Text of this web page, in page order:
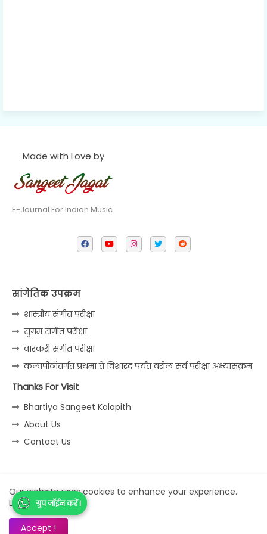
ग्रुप जॉईन करें I
Made with Love by
E-Journal For Indian Music
सांगेतिक उपक्रम
शास्त्रीय संगीत परीक्षा
सुगम संगीत परीक्षा
वारकरी संगीत परीक्षा
कलापीठांतर्गत प्रथमा ते विशारद पर्यंत वरील सर्व परीक्षा अभ्यासक्रम
Thanks For Visit
Bhartiya Sangeet Kalapith
About Us
Contact Us
Home Contact us Privacy Policy
All Right Reserved Copyright © Sangeet Jagat
Our website uses cookies to enhance your experience.
Learn More
Accept !
ग्रुप जॉईन करें I